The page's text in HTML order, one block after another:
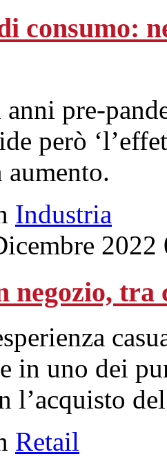
consumo:
pre-
però
aumento.
Industria
2022
negozio, tra
in uno dei
l’acquisto
Retail